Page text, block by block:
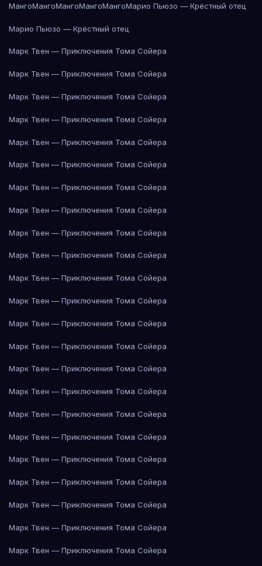
МангоМангоМангоМангоМангоМарио Пьюзо — Крёстный отец
Марио Пьюзо — Крёстный отец
Марк Твен — Приключения Тома Сойера
Марк Твен — Приключения Тома Сойера
Марк Твен — Приключения Тома Сойера
Марк Твен — Приключения Тома Сойера
Марк Твен — Приключения Тома Сойера
Марк Твен — Приключения Тома Сойера
Марк Твен — Приключения Тома Сойера
Марк Твен — Приключения Тома Сойера
Марк Твен — Приключения Тома Сойера
Марк Твен — Приключения Тома Сойера
Марк Твен — Приключения Тома Сойера
Марк Твен — Приключения Тома Сойера
Марк Твен — Приключения Тома Сойера
Марк Твен — Приключения Тома Сойера
Марк Твен — Приключения Тома Сойера
Марк Твен — Приключения Тома Сойера
Марк Твен — Приключения Тома Сойера
Марк Твен — Приключения Тома Сойера
Марк Твен — Приключения Тома Сойера
Марк Твен — Приключения Тома Сойера
Марк Твен — Приключения Тома Сойера
Марк Твен — Приключения Тома Сойера
Марк Твен — Приключения Тома Сойера